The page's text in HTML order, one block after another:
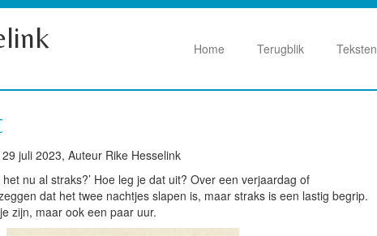
Home Terugblik Teksten
juli 2023, Auteur Rike Hesselink
het nu al straks?’ Hoe leg je dat uit? Over een verjaardag of
dat het twee nachtjes slapen is, maar straks is een lastig begrip.
zijn, maar ook een paar uur.